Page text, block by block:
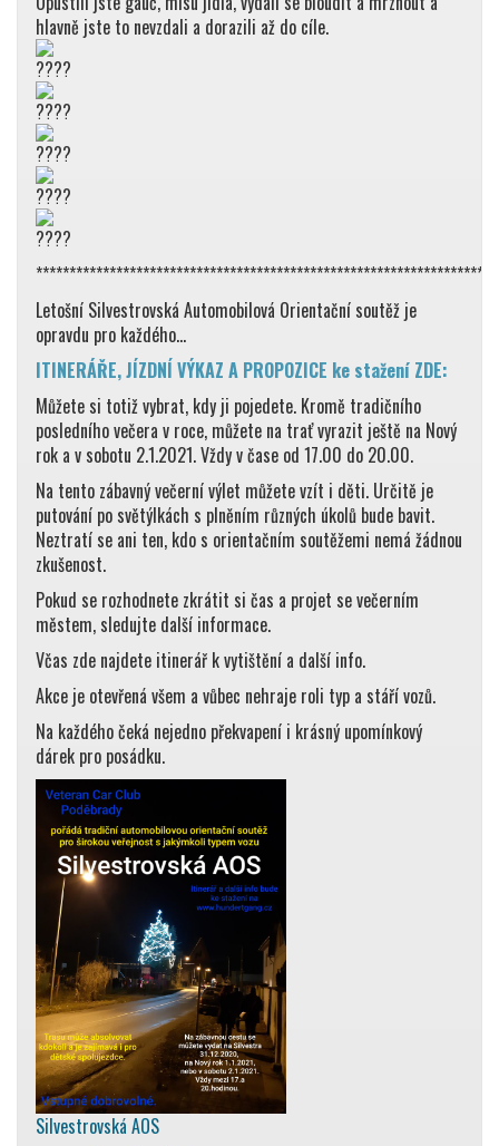
hlavně jste to nevzdali a dorazili až do cíle.
Letošní Silvestrovská Automobilová Orientační soutěž je
opravdu pro každého…
ITINERÁŘE, JÍZDNÍ VÝKAZ A PROPOZICE ke stažení ZDE:
Můžete si totiž vybrat, kdy ji pojedete. Kromě tradičního
posledního večera v roce, můžete na trať vyrazit ještě na Nový
rok a v sobotu 2.1.2021. Vždy v čase od 17.00 do 20.00.
Na tento zábavný večerní výlet můžete vzít i děti. Určitě je
putování po světýlkách s plněním různých úkolů bude bavit.
Neztratí se ani ten, kdo s orientačním soutěžemi nemá žádnou
zkušenost.
Pokud se rozhodnete zkrátit si čas a projet se večerním
městem, sledujte další informace.
Včas zde najdete itinerář k vytištění a další info.
Akce je otevřená všem a vůbec nehraje roli typ a stáří vozů.
Na každého čeká nejedno překvapení i krásný upomínkový
dárek pro posádku.
Silvestrovská AOS